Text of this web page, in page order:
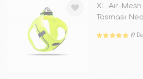
XL Air-
Tasması
(9